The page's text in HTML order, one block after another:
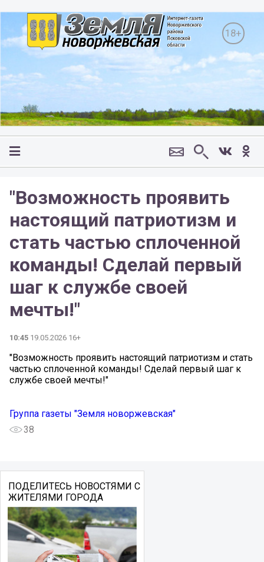
18+
"Возможность проявить
настоящий патриотизм и
стать частью сплоченной
команды! Сделай первый
шаг к службе своей
мечты!"
10:45 19.05.2026 16+
"Возможность проявить настоящий патриотизм и стать
частью сплоченной команды! Сделай первый шаг к
службе своей мечты!"
Группа газеты "Земля новоржевская"
38
ПОДЕЛИТЕСЬ НОВОСТЯМИ С
ЖИТЕЛЯМИ ГОРОДА